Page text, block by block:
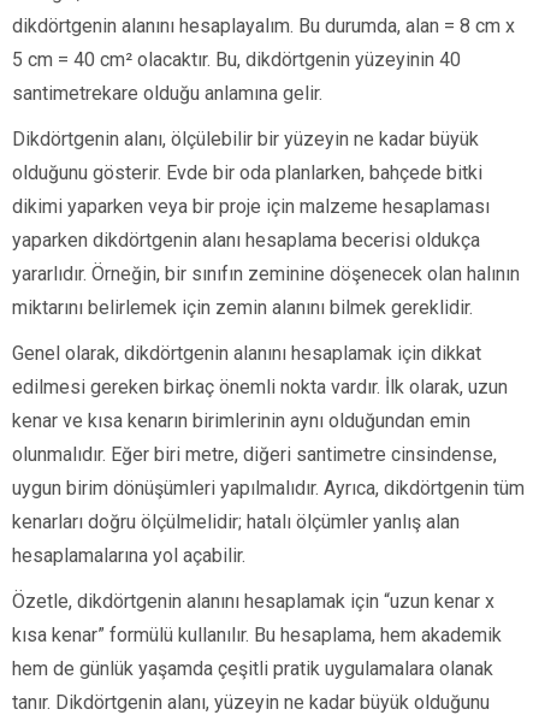
dikdörtgenin alanını hesaplayalım. Bu durumda, alan = 8 cm x
5 cm = 40 cm² olacaktır. Bu, dikdörtgenin yüzeyinin 40
santimetrekare olduğu anlamına gelir.
Dikdörtgenin alanı, ölçülebilir bir yüzeyin ne kadar büyük
olduğunu gösterir. Evde bir oda planlarken, bahçede bitki
dikimi yaparken veya bir proje için malzeme hesaplaması
yaparken dikdörtgenin alanı hesaplama becerisi oldukça
yararlıdır. Örneğin, bir sınıfın zeminine döşenecek olan halının
miktarını belirlemek için zemin alanını bilmek gereklidir.
Genel olarak, dikdörtgenin alanını hesaplamak için dikkat
edilmesi gereken birkaç önemli nokta vardır. İlk olarak, uzun
kenar ve kısa kenarın birimlerinin aynı olduğundan emin
olunmalıdır. Eğer biri metre, diğeri santimetre cinsindense,
uygun birim dönüşümleri yapılmalıdır. Ayrıca, dikdörtgenin tüm
kenarları doğru ölçülmelidir; hatalı ölçümler yanlış alan
hesaplamalarına yol açabilir.
Özetle, dikdörtgenin alanını hesaplamak için “uzun kenar x
kısa kenar” formülü kullanılır. Bu hesaplama, hem akademik
hem de günlük yaşamda çeşitli pratik uygulamalara olanak
tanır. Dikdörtgenin alanı, yüzeyin ne kadar büyük olduğunu